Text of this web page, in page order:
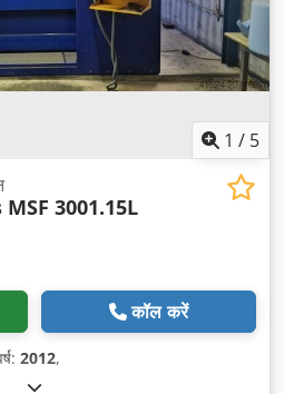
1 / 5
3001.15L
कॉल करें
2012,